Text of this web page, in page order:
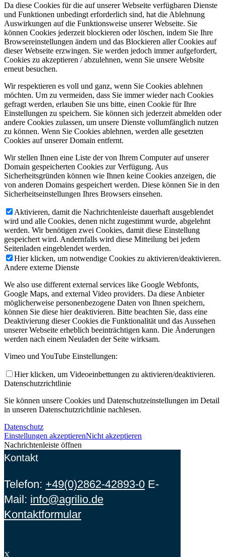
Da diese Cookies für die auf unserer Webseite verfügbaren Dienste
und Funktionen unbedingt erforderlich sind, hat die Ablehnung
Auswirkungen auf die Funktionsweise unserer Webseite. Sie
können Cookies jederzeit blockieren oder löschen, indem Sie Ihre
Browsereinstellungen ändern und das Blockieren aller Cookies auf
dieser Webseite erzwingen. Sie werden jedoch immer aufgefordert,
Cookies zu akzeptieren / abzulehnen, wenn Sie unsere Website
erneut besuchen.
Wir respektieren es voll und ganz, wenn Sie Cookies ablehnen
möchten. Um zu vermeiden, dass Sie immer wieder nach Cookies
gefragt werden, erlauben Sie uns bitte, einen Cookie für Ihre
Einstellungen zu speichern. Sie können sich jederzeit abmelden oder
andere Cookies zulassen, um unsere Dienste vollumfänglich nutzen
zu können. Wenn Sie Cookies ablehnen, werden alle gesetzten
Cookies auf unserer Domain entfernt.
Wir stellen Ihnen eine Liste der von Ihrem Computer auf unserer
Domain gespeicherten Cookies zur Verfügung. Aus
Sicherheitsgründen können wie Ihnen keine Cookies anzeigen, die
von anderen Domains gespeichert werden. Diese können Sie in den
Sicherheitseinstellungen Ihres Browsers einsehen.
Aktivieren, damit die Nachrichtenleiste dauerhaft ausgeblendet
wird und alle Cookies, denen nicht zugestimmt wurde, abgelehnt
werden. Wir benötigen zwei Cookies, damit diese Einstellung
gespeichert wird. Andernfalls wird diese Mitteilung bei jedem
Seitenladen eingeblendet werden.
Hier klicken, um notwendige Cookies zu aktivieren/deaktivieren.
Andere externe Dienste
We also use different external services like Google Webfonts,
Google Maps, and external Video providers. Da diese Anbieter
möglicherweise personenbezogene Daten von Ihnen speichern,
können Sie diese hier deaktivieren. Bitte beachten Sie, dass eine
Deaktivierung dieser Cookies die Funktionalität und das Aussehen
unserer Webseite erheblich beeinträchtigen kann. Die Änderungen
werden nach einem Neuladen der Seite wirksam.
Vimeo und YouTube Einstellungen:
Hier klicken, um Videoeinbettungen zu aktivieren/deaktivieren.
Datenschutzrichtlinie
Sie können unsere Cookies und Datenschutzeinstellungen im Detail
in unseren Datenschutzrichtlinie nachlesen.
Datenschutz
Einstellungen akzeptierenNicht akzeptieren
Nachrichtenleiste öffnen
Kontakt
Telefon: +49(0)2862-42893-0 E-
Mail: info@agrilio.de
Kontaktformular
X